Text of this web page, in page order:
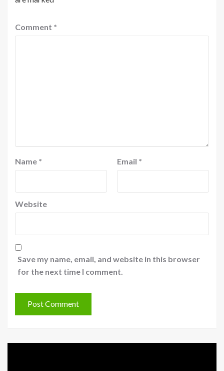
Comment *
Name * Email *
Website
Save my name, email, and website in this browser
for the next time I comment.